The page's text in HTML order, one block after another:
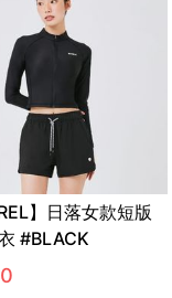
】日落女款短版
#BLACK